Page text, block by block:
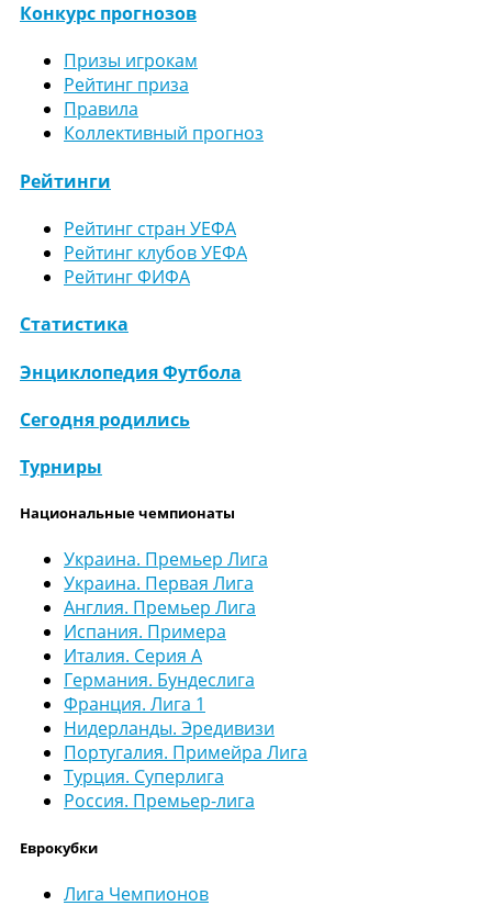
Конкурс прогнозов
Призы игрокам
Рейтинг приза
Правила
Коллективный прогноз
Рейтинги
Рейтинг стран УЕФА
Рейтинг клубов УЕФА
Рейтинг ФИФА
Статистика
Энциклопедия Футбола
Сегодня родились
Турниры
Национальные чемпионаты
Украина. Премьер Лига
Украина. Первая Лига
Англия. Премьер Лига
Испания. Примера
Италия. Серия А
Германия. Бундеслига
Франция. Лига 1
Нидерланды. Эредивизи
Португалия. Примейра Лига
Турция. Суперлига
Россия. Премьер-лига
Еврокубки
Лига Чемпионов